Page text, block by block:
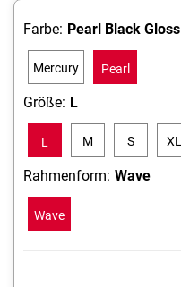
Farbe: Pearl Black Gloss
Mercury
Pearl
Größe: L
L M S XL
Rahmenform: Wave
Wave